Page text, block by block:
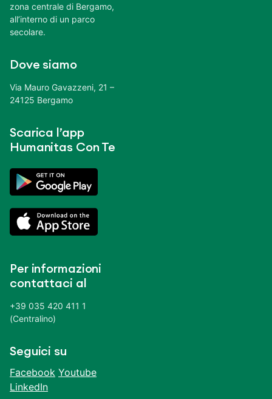
zona centrale di Bergamo,
all’interno di un parco
secolare.
Dove siamo
Via Mauro Gavazzeni, 21 –
24125 Bergamo
Scarica l’app
Humanitas Con Te
Per informazioni
contattaci al
+39 035 420 411 1
(Centralino)
Seguici su
Facebook Youtube
LinkedIn